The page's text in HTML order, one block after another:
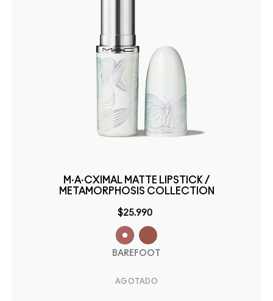
M·A·CXIMAL MATTE LIPSTICK /
METAMORPHOSIS COLLECTION
$25.990
BAREFOOT
AGOTADO